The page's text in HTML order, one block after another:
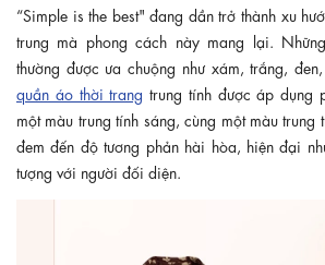
“Simple is the best" đang dần trở thành xu
trung mà phong cách này mang lại.
thường được ưa chuộng như xám, trắng,
quần áo thời trang trung tính được áp dụng
một màu trung tính sáng, cùng một màu trung
đem đến độ tương phản hài hòa, hiện đại
tượng với người đối diện.